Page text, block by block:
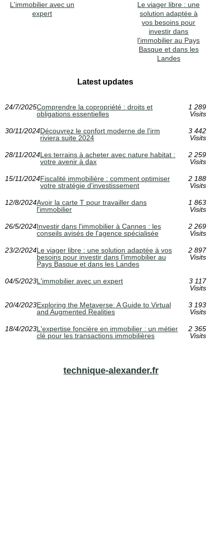
L'immobilier avec un
expert
Le viager libre : une
solution adaptée à
vos besoins pour
investir dans
l'immobilier au Pays
Basque et dans les
Landes
Latest updates
24/7/2025Comprendre la copropriété : droits et
obligations essentielles
1 289
Visits
30/11/2024Découvrez le confort moderne de l'irm
riviera suite 2024
3 442
Visits
28/11/2024Les terrains à acheter avec nature habitat :
votre avenir à dax
2 259
Visits
15/11/2024Fiscalité immobilière : comment optimiser
votre stratégie d'investissement
2 188
Visits
12/8/2024Avoir la carte T pour travailler dans
l'immobilier
1 863
Visits
26/5/2024Investir dans l'immobilier à Cannes : les
conseils avisés de l'agence spécialisée
2 269
Visits
23/2/2024Le viager libre : une solution adaptée à vos
besoins pour investir dans l'immobilier au
Pays Basque et dans les Landes
2 897
Visits
04/5/2023L'immobilier avec un expert
3 117
Visits
20/4/2023Exploring the Metaverse: A Guide to Virtual
and Augmented Realities
3 193
Visits
18/4/2023L'expertise foncière en immobilier : un métier
clé pour les transactions immobilières
2 365
Visits
technique-alexander.fr